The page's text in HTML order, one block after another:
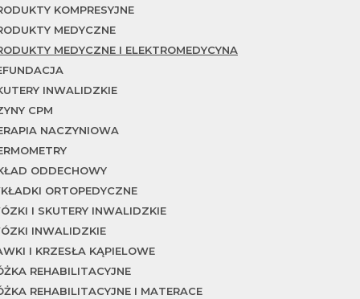
KOMPRESYJNE
MEDYCZNE
MEDYCZNE I ELEKTROMEDYCYNA
INWALIDZKIE
CPM
NACZYNIOWA
ODDECHOWY
ORTOPEDYCZNE
I SKUTERY INWALIDZKIE
INWALIDZKIE
I KRZESŁA KĄPIELOWE
REHABILITACYJNE
REHABILITACYJNE I MATERACE